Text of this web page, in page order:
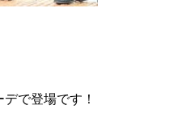
で登場です！